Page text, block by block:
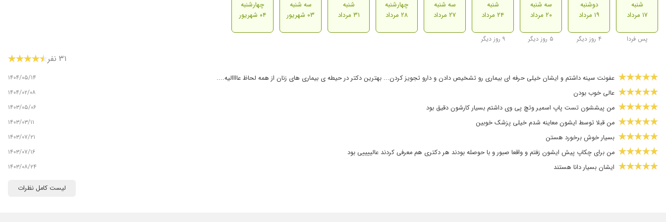
شنبه
۱۷ مرداد
پس فردا
دوشنبه
۱۹ مرداد
۴ روز دیگر
سه شنبه
۲۰ مرداد
۵ روز دیگر
شنبه
۲۴ مرداد
۹ روز دیگر
سه شنبه
۲۷ مرداد
چهارشنبه
۲۸ مرداد
شنبه
۳۱ مرداد
سه شنبه
۰۳ شهریور
چهارشنبه
۰۴ شهریور
۳۱ نفر
عفونت سینه داشتم و ایشان خیلی حرفه ای بیماری رو تشخیص دادن و دارو تجویز کردن... بهترین دکتر در حیطه ی بیماری های زنان از همه لحاظ عاااالیه.... ۱۴۰۴/۰۵/۱۴
عالی خوب بودن ۱۴۰۴/۰۲/۰۸
من پیششون تست پاپ اسمیر وتچ پی وی داشتم بسیار کارشون دقیق بود ۱۴۰۳/۰۵/۰۶
من قبلا توسط ایشون معاینه شدم خیلی پزشک خوبین ۱۴۰۳/۰۳/۱۱
بسیار خوش برخورد هستن ۱۴۰۳/۰۷/۲۱
من برای چکاپ پیش ایشون زفتم و واقعا صبور و با حوصله بودند هر دکتری هم معرفی کردند عالییییی بود ۱۴۰۳/۰۷/۱۶
ایشان بسیار دانا هستند ۱۴۰۳/۰۸/۲۴
لیست کامل نظرات